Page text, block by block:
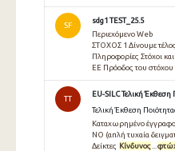
SF
sdg1 TEST_25.5
Περιεχόμενο Web
ΣΤΟΧΟΣ 1 Δίνουμε
Πληροφορίες Στόχοι
ΕΕ Πρόοδος του στόχου
TT
EU-SILC Τελική Έκθεση
Τελική Έκθεση
Καταχωρημένο
NO (απλή τυχαία
Δείκτες Κίνδυνος